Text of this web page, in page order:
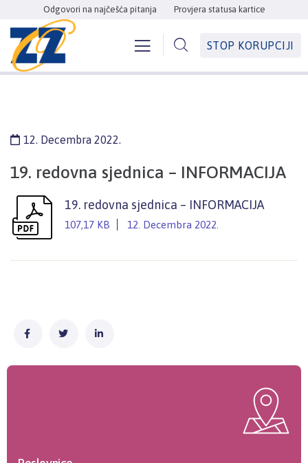
Odgovori na najčešća pitanja Provjera statusa kartice
STOP KORUPCIJI
12. Decembra 2022.
19. redovna sjednica – INFORMACIJA
19. redovna sjednica – INFORMACIJA
107,17 KB 12. Decembra 2022.